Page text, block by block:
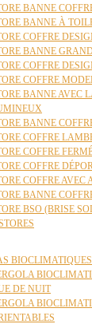
BANNE
BANNE À
COFFRE
BANNE
COFFRE
COFFRE
BANNE AVEC
BANNE
COFFRE
COFFRE
COFFRE
COFFRE AVEC
BANNE
BSO (BRISE
DE NUIT